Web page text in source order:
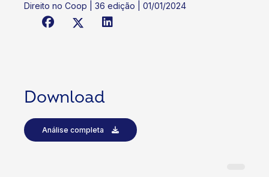
Direito no Coop | 36 edição | 01/01/2024
Download
Análise completa